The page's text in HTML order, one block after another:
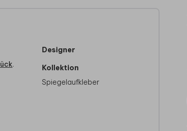
.
Designer
Kollektion
Spiegelaufkleber